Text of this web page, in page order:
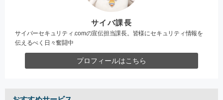
サイバ課長
サイバーセキュリティ.comの宣伝担当課長。皆様にセキュリティ情報を
伝えるべく日々奮闘中
プロフィールはこちら